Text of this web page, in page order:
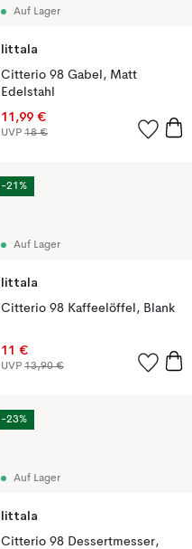
Auf Lager
Iittala
Citterio 98 Gabel, Matt
Edelstahl
11,99 €
UVP 18 €
Auf Lager
Iittala
Citterio 98 Kaffeelöffel, Blank
11 €
UVP 13,90 €
-21%
Auf Lager
Iittala
Citterio 98 Dessertmesser,
-23%